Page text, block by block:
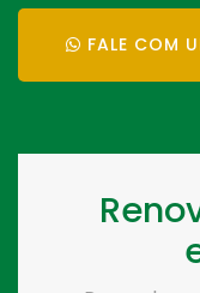
FALE COM